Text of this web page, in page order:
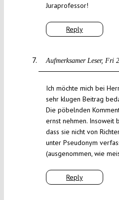
Reply
Juraprofessor!
Aufmerksamer Leser Fri
Reply
Ich möchte mich bei
sehr klugen Beitrag
Die pöbelnden
ernst nehmen. Insoweit
dass sie nicht von
unter Pseudonym
(ausgenommen, wie